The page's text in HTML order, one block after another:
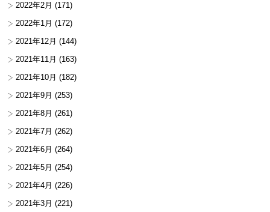
2022年2月 (171)
2022年1月 (172)
2021年12月 (144)
2021年11月 (163)
2021年10月 (182)
2021年9月 (253)
2021年8月 (261)
2021年7月 (262)
2021年6月 (264)
2021年5月 (254)
2021年4月 (226)
2021年3月 (221)